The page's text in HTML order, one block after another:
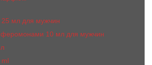
мл для мужчин
10 мл для мужчин